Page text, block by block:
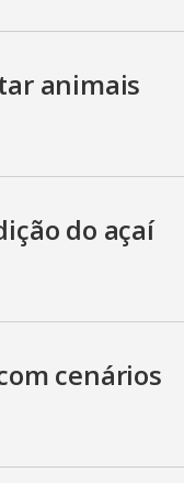
animais
do açaí
cenários